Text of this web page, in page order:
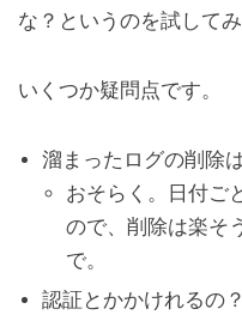
な？というのを試して
いくつか疑問点です。
溜まったログの削除
おそらく。日付ご
ので、削除は楽そ
で。
認証とかかけれるの？